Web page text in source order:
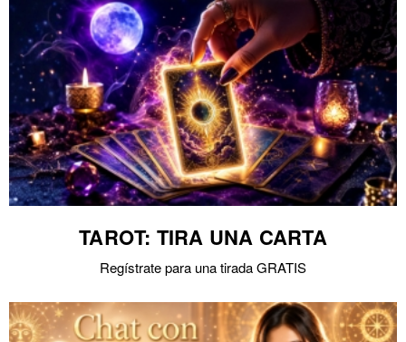
TAROT: TIRA UNA CARTA
Regístrate para una tirada GRATIS